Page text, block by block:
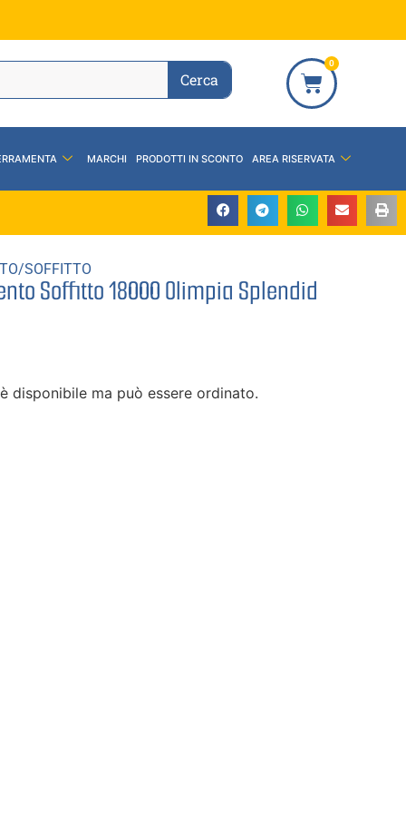
Cerca
0
MARCHI PRODOTTI IN SCONTO AREA RISERVATA
SOFFITTO
Soffitto 18000 Olimpia Splendid
disponibile ma può essere ordinato.